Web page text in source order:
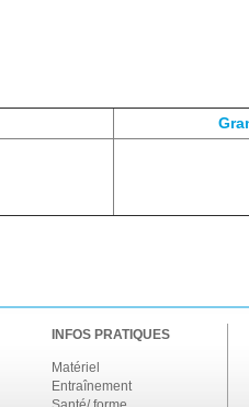
INFOS PRATIQUES
Matériel
Entraînement